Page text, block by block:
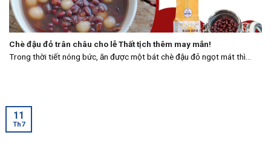
Chè đậu đỏ trân châu cho lễ Thất tịch thêm may mắn!
Trong thời tiết nóng bức, ăn được một bát chè đậu đỏ ngọt mát thì...
11
Th7